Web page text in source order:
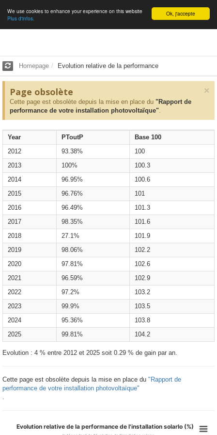
English Ok, j'accepte
We use cookies to enhance your experience on this website
Plus d'infos.
Homepage Evolution relative de la performance
×
Page obsolète
Cette page est obsolète depuis la mise en place du "Rapport de
performance de votre installation photovoltaïque".
Year PToutP
Base 100
2012
93.38%
100
2013
100%
100.3
2014
96.95%
100.6
2015
96.76%
101
2016
96.49%
101.3
2017
98.35%
101.6
2018
27.1%
101.9
2019
98.06%
102.2
2020
97.81%
102.6
2021
96.59%
102.9
2022
97.2%
103.2
2023
99.9%
103.5
2024
95.36%
103.8
2025
99.81% 104.2
Evolution : 4 % entre 2012 et 2025 soit 0.29 % de gain par an.
Cette page est obsolète depuis la mise en place du "Rapport de
performance de votre installation photovoltaïque"
Evolution relative de la performance de l'installation solarlo (%)